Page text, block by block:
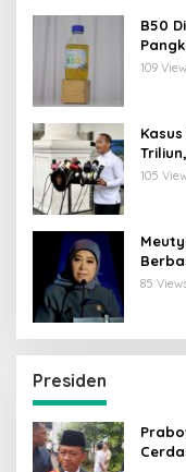
B50
109
Data
105
Dunia
85
Presiden